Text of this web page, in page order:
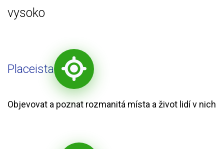
vysoko
Placeista
Objevovat a poznat rozmanitá místa a život lidí v nich